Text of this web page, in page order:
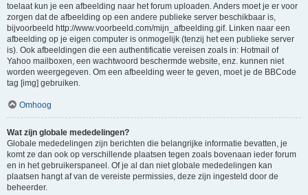
toelaat kun je een afbeelding naar het forum uploaden. Anders moet je er voor
zorgen dat de afbeelding op een andere publieke server beschikbaar is,
bijvoorbeeld http://www.voorbeeld.com/mijn_afbeelding.gif. Linken naar een
afbeelding op je eigen computer is onmogelijk (tenzij het een publieke server
is). Ook afbeeldingen die een authentificatie vereisen zoals in: Hotmail of
Yahoo mailboxen, een wachtwoord beschermde website, enz. kunnen niet
worden weergegeven. Om een afbeelding weer te geven, moet je de BBCode
tag [img] gebruiken.
Omhoog
Wat zijn globale mededelingen?
Globale mededelingen zijn berichten die belangrijke informatie bevatten, je
komt ze dan ook op verschillende plaatsen tegen zoals bovenaan ieder forum
en in het gebruikerspaneel. Of je al dan niet globale mededelingen kan
plaatsen hangt af van de vereiste permissies, deze zijn ingesteld door de
beheerder.